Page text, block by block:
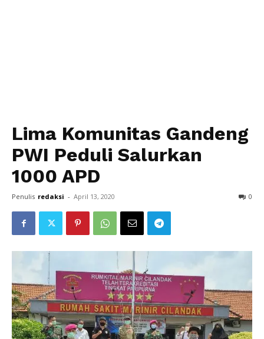
Lima Komunitas Gandeng
PWI Peduli Salurkan
1000 APD
Penulis redaksi - April 13, 2020 0